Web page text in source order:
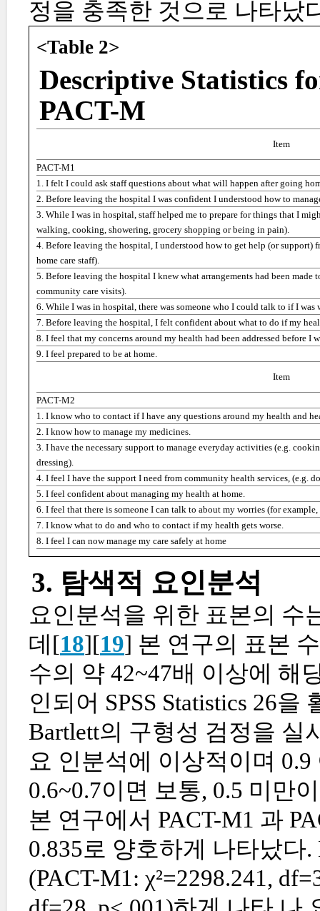
정을 충족한 것으로 나타났
<Table 2>
Descriptive Statistics
PACT-M
Item
PACT-M1
1. I felt I could ask staff questions about what will happen after going
2. Before leaving the hospital I was confident I understood how to
3. While I was in hospital, staff helped me to prepare for things that I
walking, cooking, showering, grocery shopping or being in pain).
4. Before leaving the hospital, I understood how to get help (or support)
home care staff).
5. Before leaving the hospital I knew what arrangements had been made
community care visits).
6. While I was in hospital, there was someone who I could talk to if I was
7. Before leaving the hospital, I felt confident about what to do if my
8. I feel that my concerns around my health had been addressed before I
9. I feel prepared to be at home.
Item
PACT-M2
1. I know who to contact if I have any questions around my health and
2. I know how to manage my medicines.
3. I have the necessary support to manage everyday activities (e.g.
dressing).
4. I feel I have the support I need from community health services, (e.g.
5. I feel confident about managing my health at home.
6. I feel that there is someone I can talk to about my worries (for
7. I know what to do and who to contact if my health gets worse.
8. I feel I can now manage my care safely at home
3. 탐색적 요인분석
요인분석을 위한 표본의 수
데[18][19] 본 연구의 표본
수의 약 42~47배 이상에 해
인되어 SPSS Statistics 26
Bartlett의 구형성 검정을 실
요 인분석에 이상적이며
0.6~0.7이면 보통, 0.5 미만
본 연구에서 PACT-M1 과
0.835로 양호하게 나타났다
(PACT-M1: χ²=2298.241,